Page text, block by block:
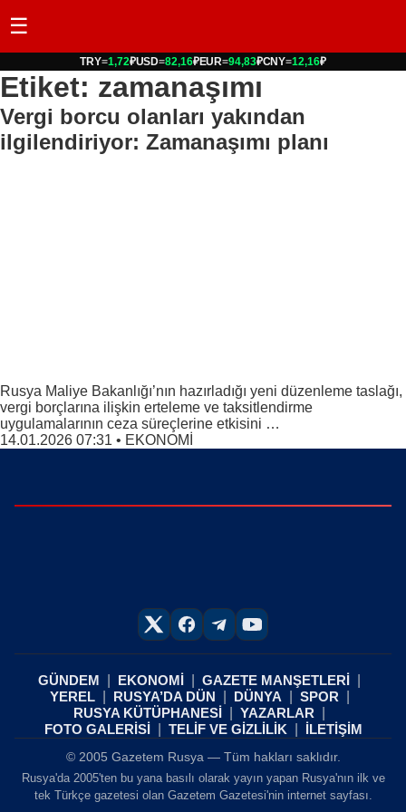
☰
TRY=1,72₽USD=82,16₽EUR=94,83₽CNY=12,16₽
Etiket: zamanaşımı
Vergi borcu olanları yakından
ilgilendiriyor: Zamanaşımı planı
Rusya Maliye Bakanlığı’nın hazırladığı yeni düzenleme taslağı,
vergi borçlarına ilişkin erteleme ve taksitlendirme
uygulamalarının ceza süreçlerine etkisini …
14.01.2026 07:31 • EKONOMİ
GÜNDEM EKONOMİ
GAZETE MANŞETLERİ
YEREL
RUSYA’DA DÜN DÜNYA
SPOR
RUSYA KÜTÜPHANESİ
YAZARLAR
FOTO GALERİSİ
TELİF VE GİZLİLİK İLETİŞİM
© 2005 Gazetem Rusya — Tüm hakları saklıdır.
Rusya'da 2005'ten bu yana basılı olarak yayın yapan Rusya'nın ilk ve
tek Türkçe gazetesi olan Gazetem Gazetesi'nin internet sayfası.